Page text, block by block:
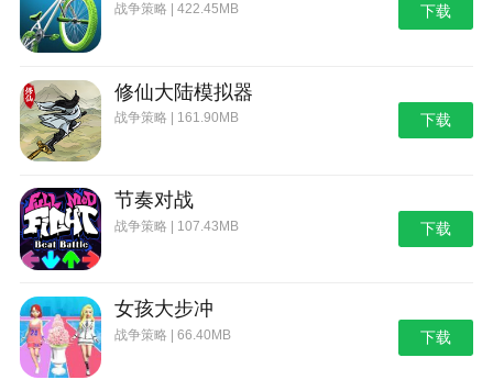
战争策略 | 422.45MB 下载
修仙大陆模拟器
战争策略 | 161.90MB 下载
节奏对战
战争策略 | 107.43MB 下载
女孩大步冲
战争策略 | 66.40MB 下载